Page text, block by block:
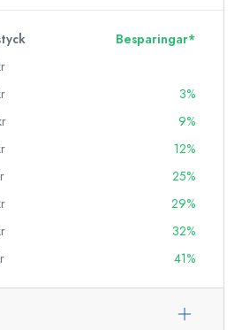
Besparingar*
3%
9%
12%
25%
29%
32%
41%